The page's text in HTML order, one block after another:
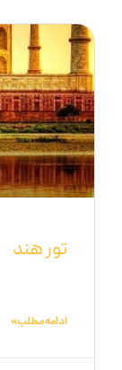
تور هند
ادامه مطلب »